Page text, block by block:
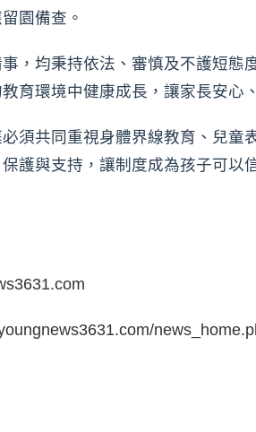
園備查。
，均秉持依法、審慎及不護短態
育環境中健康成長，讓家長安心
須共同重視身體界線教育、兒童
護與支持，讓制度成為孩子可以